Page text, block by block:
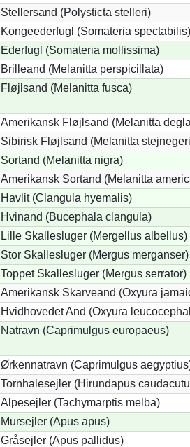
Stellersand (Polysticta stelleri)
Kongeederfugl (Somateria spectabilis)
Ederfugl (Somateria mollissima)
Brilleand (Melanitta perspicillata)
Fløjlsand (Melanitta fusca)
Amerikansk Fløjlsand (Melanitta
Sibirisk Fløjlsand (Melanitta
Sortand (Melanitta nigra)
Amerikansk Sortand (Melanitta
Havlit (Clangula hyemalis)
Hvinand (Bucephala clangula)
Lille Skallesluger (Mergellus albellus)
Stor Skallesluger (Mergus merganser)
Toppet Skallesluger (Mergus serrator)
Amerikansk Skarveand (Oxyura
Hvidhovedet And (Oxyura
Natravn (Caprimulgus europaeus)
Ørkennatravn (Caprimulgus
Tornhalesejler (Hirundapus
Alpesejler (Tachymarptis melba)
Mursejler (Apus apus)
Gråsejler (Apus pallidus)